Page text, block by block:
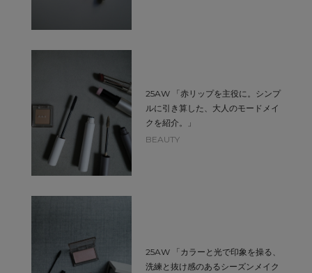
25AW 「赤リップを主役に。シンプ
ルに引き算した、大人のモードメイ
クを紹介。」
BEAUTY
25AW 「カラーと光で印象を操る、
洗練と抜け感のあるシーズンメイク